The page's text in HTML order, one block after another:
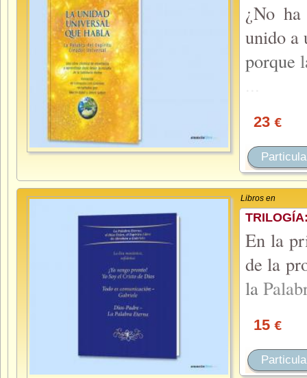
¿No
unido a
porque
23 €
Libros en
En la
de la
la
15 €